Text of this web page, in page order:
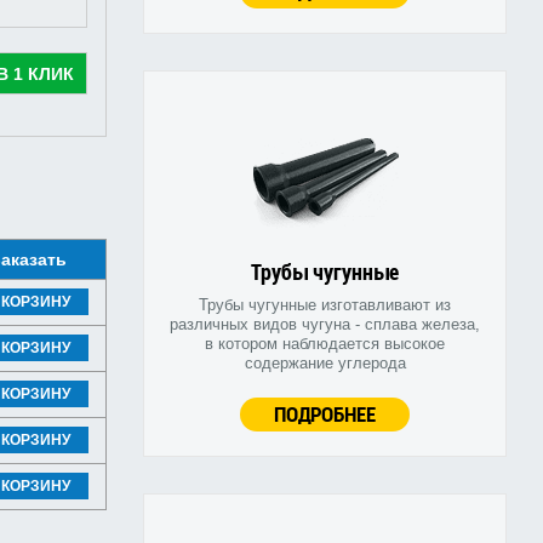
Трубы чугунные
Трубы чугунные изготавливают из
различных видов чугуна - сплава железа,
в котором наблюдается высокое
содержание углерода
ПОДРОБНЕЕ
1 КЛИК